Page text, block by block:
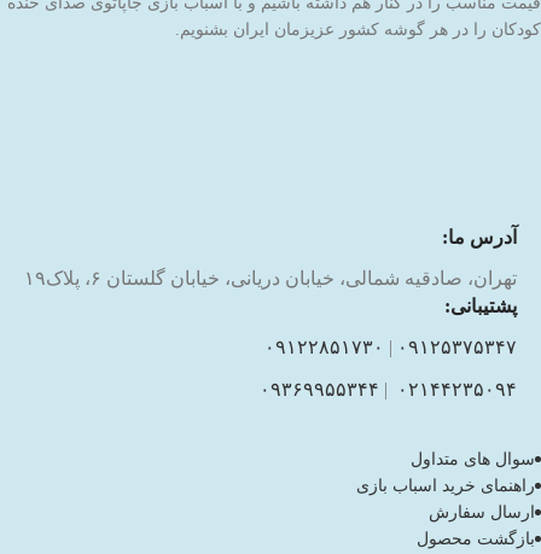
کودکان را در هر گوشه کشور عزیزمان ایران بشنویم.
آدرس ما:
تهران، صادقیه شمالی، خیابان دریانی، خیابان گلستان ۶، پلاک۱۹
پشتیبانی:
۰۹۱۲۵۳۷۵۳۴۷ | ۰۹۱۲۲۸۵۱۷۳۰
۰۲۱۴۴۲۳۵۰۹۴ | ۰۹۳۶۹۹۵۵۳۴۴
سوال های متداول
راهنمای خرید اسباب بازی
ارسال سفارش
بازگشت محصول